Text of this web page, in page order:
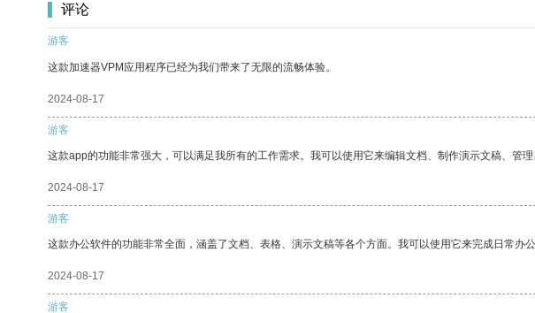
评论
游客
这款加速器VPM应用程序已经为我们带来了无限的流畅体验。
2024-08-17
游客
这款app的功能非常强大，可以满足我所有的工作需求。我可以使用它来编辑文档、制作演示文稿、管理
2024-08-17
游客
这款办公软件的功能非常全面，涵盖了文档、表格、演示文稿等各个方面。我可以使用它来完成日常办
2024-08-17
游客